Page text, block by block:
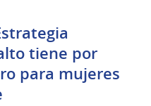
tiene por
para mujeres